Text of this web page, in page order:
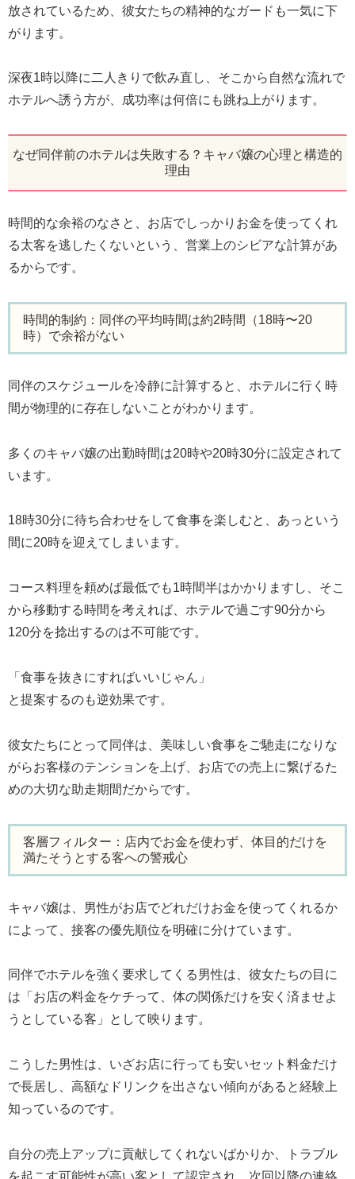
放されているため、彼女たちの精神的なガードも一気に下
がります。
深夜1時以降に二人きりで飲み直し、そこから自然な流れで
ホテルへ誘う方が、成功率は何倍にも跳ね上がります。
なぜ同伴前のホテルは失敗する？キャバ嬢の心理と構造的
理由
時間的な余裕のなさと、お店でしっかりお金を使ってくれ
る太客を逃したくないという、営業上のシビアな計算があ
るからです。
時間的制約：同伴の平均時間は約2時間（18時〜20
時）で余裕がない
同伴のスケジュールを冷静に計算すると、ホテルに行く時
間が物理的に存在しないことがわかります。
多くのキャバ嬢の出勤時間は20時や20時30分に設定されて
います。
18時30分に待ち合わせをして食事を楽しむと、あっという
間に20時を迎えてしまいます。
コース料理を頼めば最低でも1時間半はかかりますし、そこ
から移動する時間を考えれば、ホテルで過ごす90分から
120分を捻出するのは不可能です。
「食事を抜きにすればいいじゃん」
と提案するのも逆効果です。
彼女たちにとって同伴は、美味しい食事をご馳走になりな
がらお客様のテンションを上げ、お店での売上に繋げるた
めの大切な助走期間だからです。
客層フィルター：店内でお金を使わず、体目的だけを
満たそうとする客への警戒心
キャバ嬢は、男性がお店でどれだけお金を使ってくれるか
によって、接客の優先順位を明確に分けています。
同伴でホテルを強く要求してくる男性は、彼女たちの目に
は「お店の料金をケチって、体の関係だけを安く済ませよ
うとしている客」として映ります。
こうした男性は、いざお店に行っても安いセット料金だけ
で長居し、高額なドリンクを出さない傾向があると経験上
知っているのです。
自分の売上アップに貢献してくれないばかりか、トラブル
を起こす可能性が高い客として認定され、次回以降の連絡